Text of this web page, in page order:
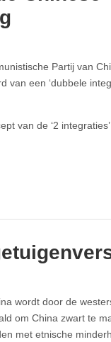
Partij van
van een ‘dubbele
van de ‘2
wordt door de
om China zwart te
met etnische